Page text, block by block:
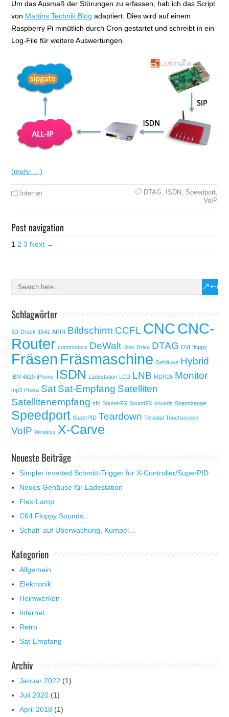
Um das Ausmaß der Störungen zu erfassen, hab ich das Script
von Martins Technik Blog adaptiert. Dies wird auf einem
Raspberry Pi minütlich durch Cron gestartet und schreibt in ein
Log-File für weitere Auswertungen.
(mehr …)
Internet DTAG, ISDN, Speedport,
VoIP
Post navigation
1 2 3 Next →
Schlagwörter
3D-Druck 1541 ARIN Bildschirm CCFL CNCCNC-
Router commodore DeWalt Disk Drive DTAG DVI floppy
Fräsen Fräsmaschine Gehäuse Hybrid
IBM 4820 iPhone ISDN Ladestation LCD LNB MDR26 Monitor
mp3 Prusa Sat Sat-Empfang Satelliten
Satellitenempfang sfx Sound-FX SoundFX sounds Spannzange
Speedport SuperPID Teardown Toroidal Touchscreen
VoIP Wireless X-Carve
Neueste Beiträge
Simpler inverted Schmitt-Trigger für X-Controller/SuperPID
Neues Gehäuse für Ladestation
Flex-Lamp
C64 Floppy Sounds…
Schalt‘ auf Überwachung, Kumpel…
Kategorien
Allgemein
Elektronik
Heimwerken
Internet
Retro
Sat-Empfang
Archiv
Januar 2022 (1)
Juli 2020 (1)
April 2018 (1)